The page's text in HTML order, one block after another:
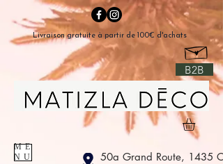
B2B
50a Grand Route, 1435
ME
NU
Livraison gratuite à partir de 100€ d'achats